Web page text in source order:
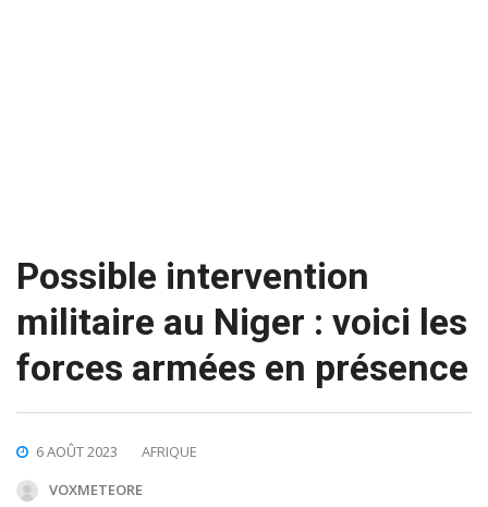
Possible intervention
militaire au Niger : voici les
forces armées en présence
6 AOÛT 2023
AFRIQUE
VOXMETEORE